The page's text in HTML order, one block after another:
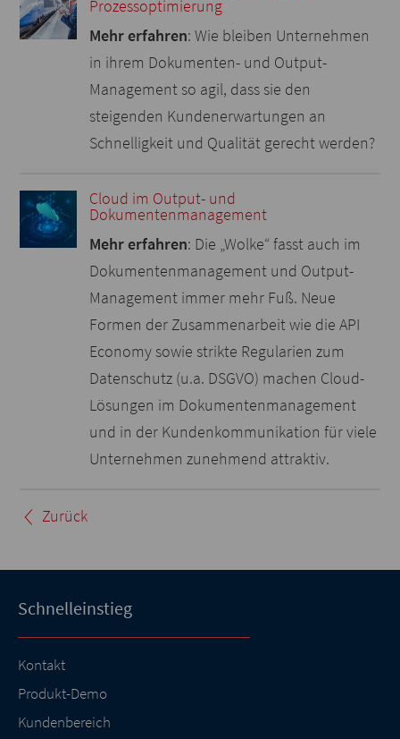
Prozessoptimierung
Mehr erfahren: Wie bleiben Unternehmen
in ihrem Dokumenten- und Output-
Management so agil, dass sie den
steigenden Kundenerwartungen an
Schnelligkeit und Qualität gerecht werden?
Cloud im Output- und
Dokumentenmanagement
Mehr erfahren: Die „Wolke“ fasst auch im
Dokumentenmanagement und Output-
Management immer mehr Fuß. Neue
Formen der Zusammenarbeit wie die API
Economy sowie strikte Regularien zum
Datenschutz (u.a. DSGVO) machen Cloud-
Lösungen im Dokumentenmanagement
und in der Kundenkommunikation für viele
Unternehmen zunehmend attraktiv.
Zurück
Schnelleinstieg
Kontakt
Produkt-Demo
Kundenbereich